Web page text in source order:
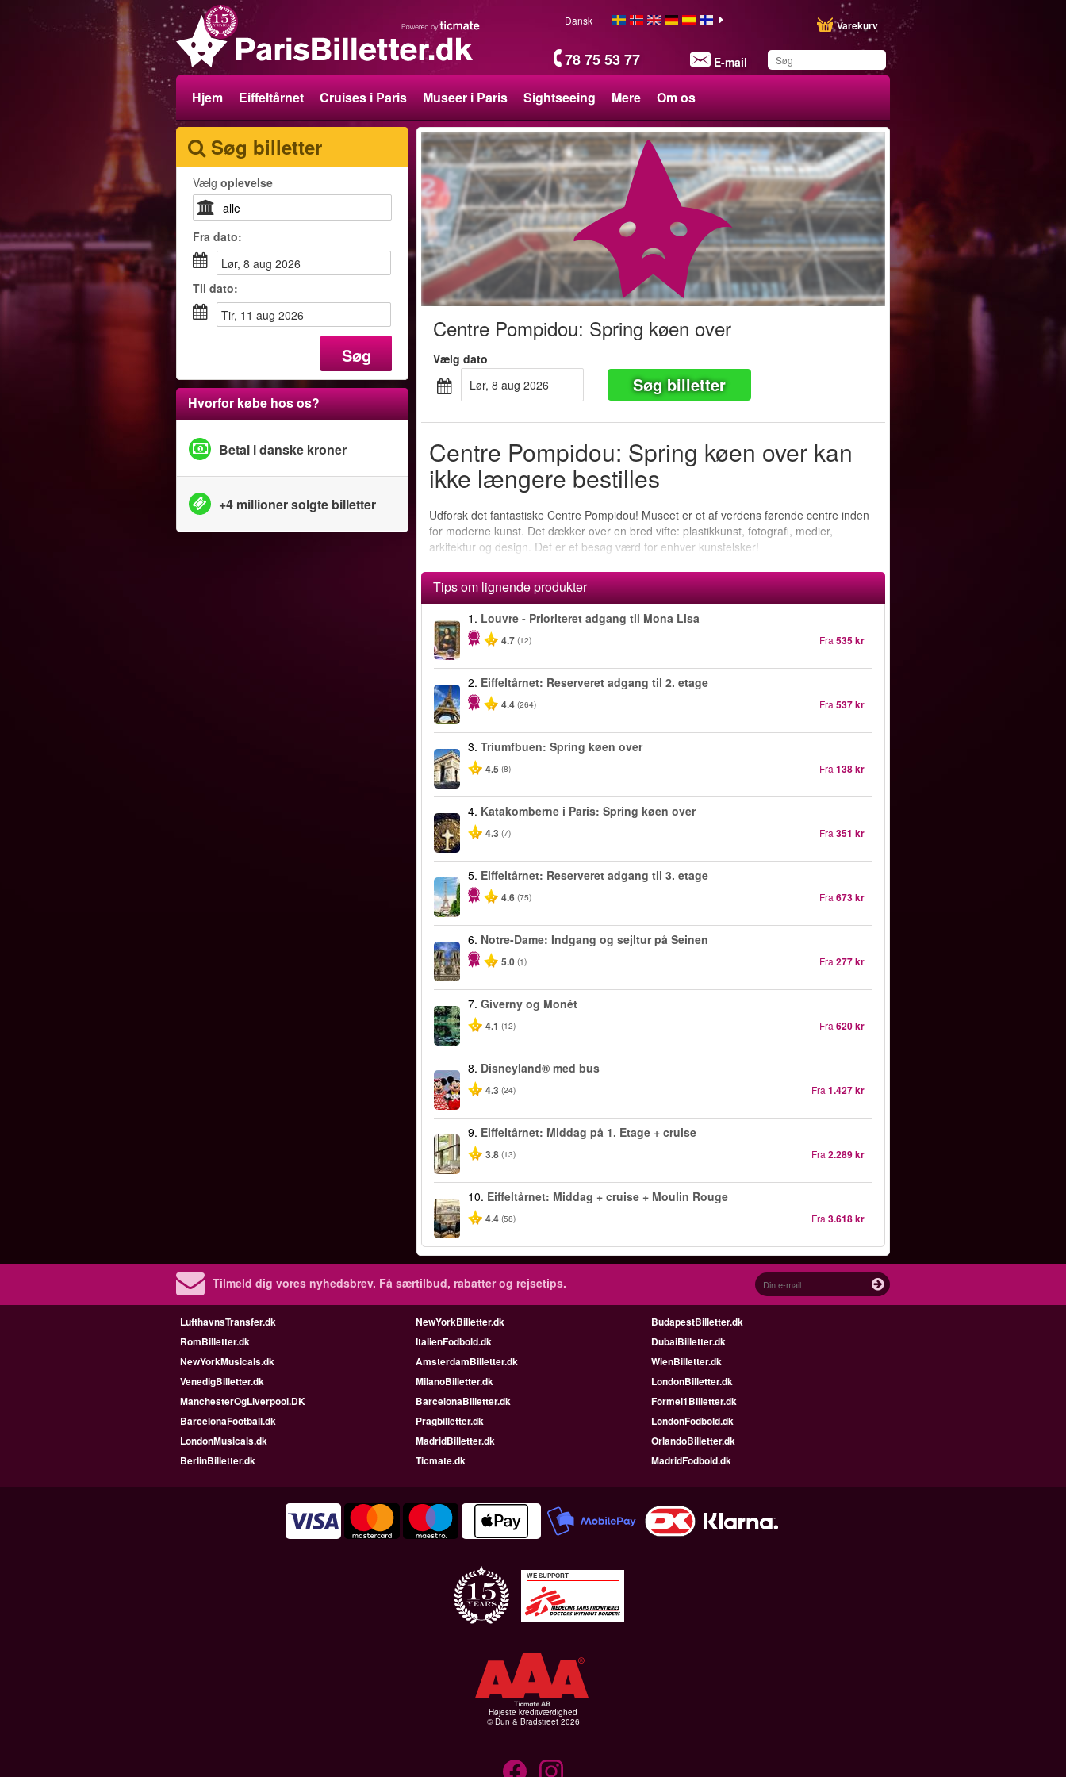
78 75 53 77 E-mail
Varekurv
Dansk
Hjem Eiffeltårnet Cruises i Paris Museer i Paris Sightseeing Mere Om os
Du har gemt dette
produkt på din liste
Søg billetter
Vælg oplevelse
Fra dato:
lør, 8 aug 2026
Til dato:
tir, 11 aug 2026
Søg
Hvorfor købe hos os?
Betal i danske kroner
+4 millioner solgte billetter
Centre Pompidou: Spring køen over
Vælg dato
lør, 8 aug 2026
Søg billetter
Centre Pompidou: Spring køen over kan
ikke længere bestilles
Udforsk det fantastiske Centre Pompidou! Museet er et af verdens førende centre inden
for moderne kunst. Det dækker over en bred vifte: plastikkunst, fotografi, medier,
arkitektur og design. Det er et besøg værd for enhver kunstelsker!
Tips om lignende produkter
1. Louvre - Prioriteret adgang til Mona Lisa
4.7 (12) Fra 535 kr
2. Eiffeltårnet: Reserveret adgang til 2. etage
4.4 (264) Fra 537 kr
3.Triumfbuen: Spring køen over
4.5 (8) Fra 138 kr
4. Katakomberne i Paris: Spring køen over
4.3 (7) Fra 351 kr
5. Eiffeltårnet: Reserveret adgang til 3. etage
4.6 (75) Fra 673 kr
6. Notre-Dame: Indgang og sejltur på Seinen
5.0 (1) Fra 277 kr
7.Giverny og Monét
4.1 (12) Fra 620 kr
8. Disneyland® med bus
4.3 (24) Fra 1.427 kr
9. Eiffeltårnet: Middag på 1. Etage + cruise
3.8 (13) Fra 2.289 kr
10. Eiffeltårnet: Middag + cruise + Moulin Rouge
4.4 (58) Fra 3.618 kr
Tilmeld dig vores nyhedsbrev. Få særtilbud, rabatter og rejsetips.
LufthavnsTransfer.dk NewYorkBilletter.dk
BudapestBilletter.dk
RomBilletter.dk
ItalienFodbold.dk
DubaiBilletter.dk
NewYorkMusicals.dk
AmsterdamBilletter.dk
WienBilletter.dk
VenedigBilletter.dk
MilanoBilletter.dk
LondonBilletter.dk
ManchesterOgLiverpool.DK
BarcelonaBilletter.dk
Formel1Billetter.dk
BarcelonaFootball.dk
Pragbilletter.dk
LondonFodbold.dk
LondonMusicals.dk
MadridBilletter.dk
OrlandoBilletter.dk
BerlinBilletter.dk
Ticmate.dk MadridFodbold.dk
WE SUPPORT
Højeste kreditværdighed
© Dun & Bradstreet 2026